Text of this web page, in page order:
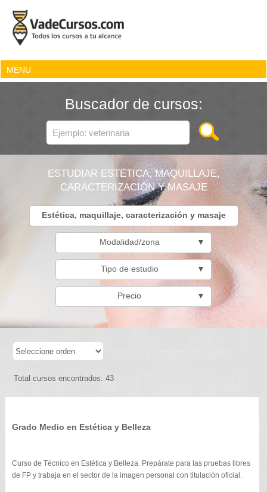
MENU
Buscador de cursos:
ESTUDIAR ESTÉTICA, MAQUILLAJE,
CARACTERIZACIÓN Y MASAJE
Estética, maquillaje, caracterización y masaje
Modalidad/zona ▼
Tipo de estudio ▼
Precio ▼
Total cursos encontrados: 43
Grado Medio en Estética y Belleza
Curso de Técnico en Estética y Belleza. Prepárate para las pruebas libres
de FP y trabaja en el sector de la imagen personal con titulación oficial.